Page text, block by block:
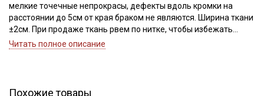
мелкие точечные непрокрасы, дефекты вдоль кромки на
расстоянии до 5см от края браком не являются. Ширина ткани
±2см. При продаже ткань рвем по нитке, чтобы избежать
перекоса ткани при дальнейшей обработке. Важно, при
заказе.
Читать полное описание
Похожие товары